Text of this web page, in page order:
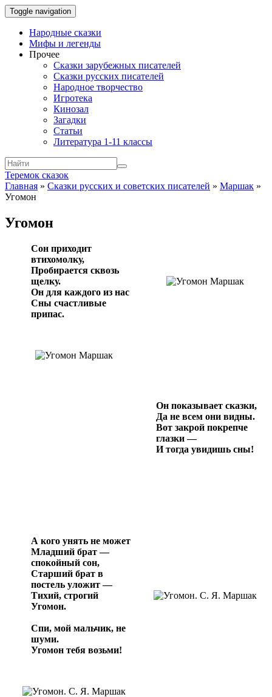
Toggle navigation
Народные сказки
Мифы и легенды
Прочее
Сказки зарубежных писателей
Сказки русских писателей
Народное творчество
Игротека
Кинозал
Загадки
Статьи
Литература 1-11 классы
Теремок сказок
Главная » Сказки русских и советских писателей » Маршак »
Угомон
Угомон
Сон приходит
втихомолку,
Пробирается сквозь
щелку.
Он для каждого из нас
Сны счастливые
припас.
Он показывает сказки,
Да не всем они видны.
Вот закрой покрепче
глазки —
И тогда увидишь сны!
А кого унять не может
Младший брат —
спокойный сон,
Старший брат в
постель уложит —
Тихий, строгий
Угомон.
Спи, мой мальчик, не
шуми.
Угомон тебя возьми!